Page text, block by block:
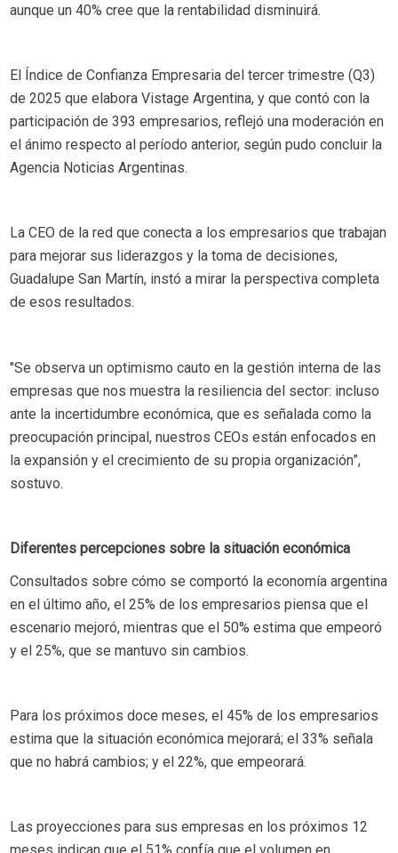
aunque un 40% cree que la rentabilidad disminuirá.
El Índice de Confianza Empresaria del tercer trimestre (Q3)
de 2025 que elabora Vistage Argentina, y que contó con la
participación de 393 empresarios, reflejó una moderación en
el ánimo respecto al período anterior, según pudo concluir la
Agencia Noticias Argentinas.
La CEO de la red que conecta a los empresarios que trabajan
para mejorar sus liderazgos y la toma de decisiones,
Guadalupe San Martín, instó a mirar la perspectiva completa
de esos resultados.
"Se observa un optimismo cauto en la gestión interna de las
empresas que nos muestra la resiliencia del sector: incluso
ante la incertidumbre económica, que es señalada como la
preocupación principal, nuestros CEOs están enfocados en
la expansión y el crecimiento de su propia organización”,
sostuvo.
Diferentes percepciones sobre la situación económica
Consultados sobre cómo se comportó la economía argentina
en el último año, el 25% de los empresarios piensa que el
escenario mejoró, mientras que el 50% estima que empeoró
y el 25%, que se mantuvo sin cambios.
Para los próximos doce meses, el 45% de los empresarios
estima que la situación económica mejorará; el 33% señala
que no habrá cambios; y el 22%, que empeorará.
Las proyecciones para sus empresas en los próximos 12